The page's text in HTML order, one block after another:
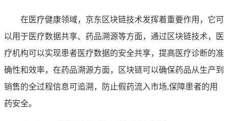
在医疗健康领域，京东区块链技术发挥着重要作用，它可
以用于医疗数据共享、药品溯源等方面，通过区块链技术，医
疗机构可以实现患者医疗数据的安全共享，提高医疗诊断的准
确性和效率，在药品溯源方面，区块链可以确保药品从生产到
销售的全过程信息可追溯，防止假药流入市场,保障患者的用
药安全。